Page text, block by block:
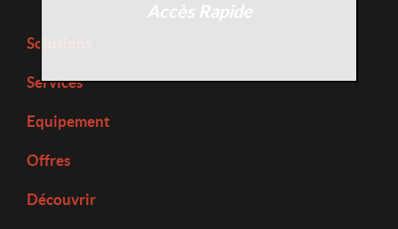
Accès Rapide
Solutions
Services
Equipement
Offres
Découvrir